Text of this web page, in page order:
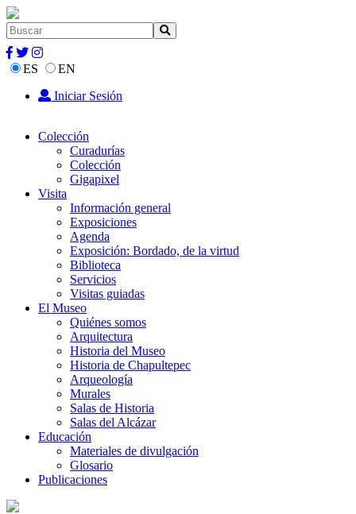
ES
EN
Iniciar Sesión
Colección
Curadurías
Colección
Gigapixel
Visita
Información general
Exposiciones
Agenda
Exposición: Bordado, de la virtud
Biblioteca
Servicios
Visitas guiadas
El Museo
Quiénes somos
Arquitectura
Historia del Museo
Historia de Chapultepec
Arqueología
Murales
Salas de Historia
Salas del Alcázar
Educación
Materiales de divulgación
Glosario
Publicaciones